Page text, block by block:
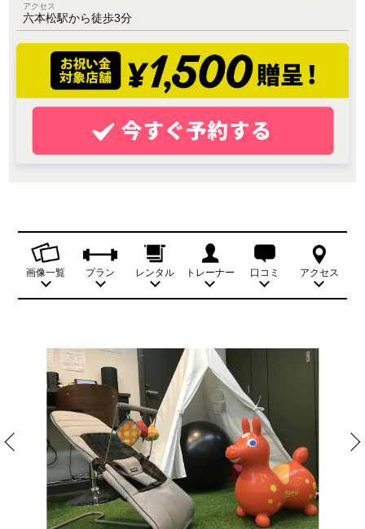
アクセス
六本松駅から徒歩3分
画像一覧 プラン レンタル トレーナー 口コミ アクセス